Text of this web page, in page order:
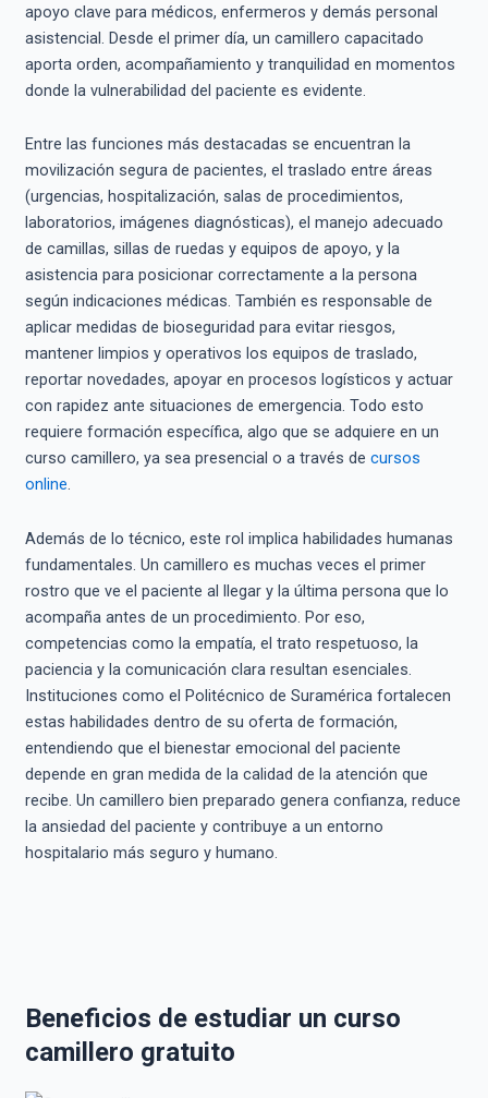
apoyo clave para médicos, enfermeros y demás personal
asistencial. Desde el primer día, un camillero capacitado
aporta orden, acompañamiento y tranquilidad en momentos
donde la vulnerabilidad del paciente es evidente.
Entre las funciones más destacadas se encuentran la
movilización segura de pacientes, el traslado entre áreas
(urgencias, hospitalización, salas de procedimientos,
laboratorios, imágenes diagnósticas), el manejo adecuado
de camillas, sillas de ruedas y equipos de apoyo, y la
asistencia para posicionar correctamente a la persona
según indicaciones médicas. También es responsable de
aplicar medidas de bioseguridad para evitar riesgos,
mantener limpios y operativos los equipos de traslado,
reportar novedades, apoyar en procesos logísticos y actuar
con rapidez ante situaciones de emergencia. Todo esto
requiere formación específica, algo que se adquiere en un
curso camillero, ya sea presencial o a través de cursos
online.
Además de lo técnico, este rol implica habilidades humanas
fundamentales. Un camillero es muchas veces el primer
rostro que ve el paciente al llegar y la última persona que lo
acompaña antes de un procedimiento. Por eso,
competencias como la empatía, el trato respetuoso, la
paciencia y la comunicación clara resultan esenciales.
Instituciones como el Politécnico de Suramérica fortalecen
estas habilidades dentro de su oferta de formación,
entendiendo que el bienestar emocional del paciente
depende en gran medida de la calidad de la atención que
recibe. Un camillero bien preparado genera confianza, reduce
la ansiedad del paciente y contribuye a un entorno
hospitalario más seguro y humano.
Beneficios de estudiar un curso
camillero gratuito